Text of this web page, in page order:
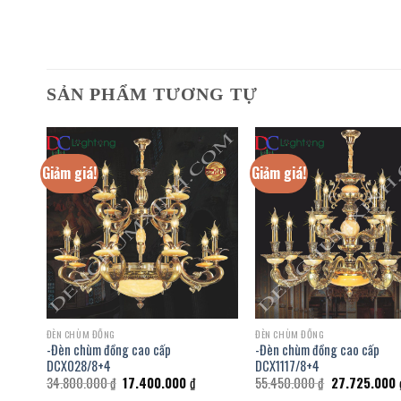
SẢN PHẨM TƯƠNG TỰ
Giảm giá!
ĐÈN CHÙM ĐỒNG
-Đèn chùm đồng cao cấp
DCX028/8+4
34.800.000₫ Giá
gốc
17.400.000₫Giá
Giảm giá!
ĐÈN CHÙM ĐỒNG
-Đèn chùm đồng cao cấp
DCX1117/8+4
55.450.000₫ Giá
gốc
27.725.000